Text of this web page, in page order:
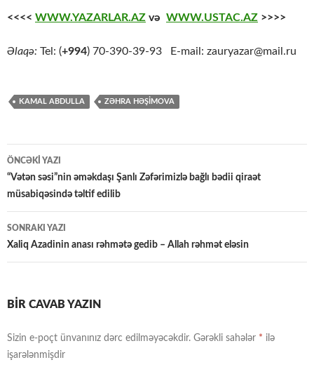
<<<< WWW.YAZARLAR.AZ və WWW.USTAC.AZ >>>>
Əlaqə: Tel: (+994) 70-390-39-93 E-mail: zauryazar@mail.ru
KAMAL ABDULLA ZƏHRA HƏŞIMOVA
Yazılar
üzrə
naviqasiya
ÖNCƏKI YAZI
“Vətən səsi”nin əməkdaşı Şanlı Zəfərimizlə bağlı bədii qiraət
müsabiqəsində təltif edilib
SONRAKI YAZI
Xaliq Azadinin anası rəhmətə gedib – Allah rəhmət eləsin
BIR CAVAB YAZIN
Sizin e-poçt ünvanınız dərc edilməyəcəkdir. Gərəkli sahələr * ilə
işarələnmişdir